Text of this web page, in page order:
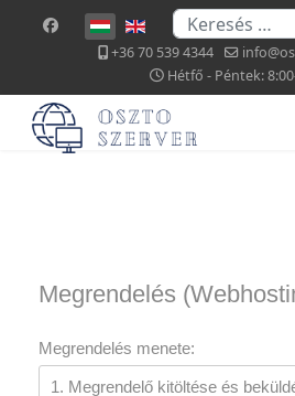
Válasszon nyelvet
Keresés...
+36 70 539 4344
Hétfő - Péntek:
Megrendelés
Megrendelés menete: